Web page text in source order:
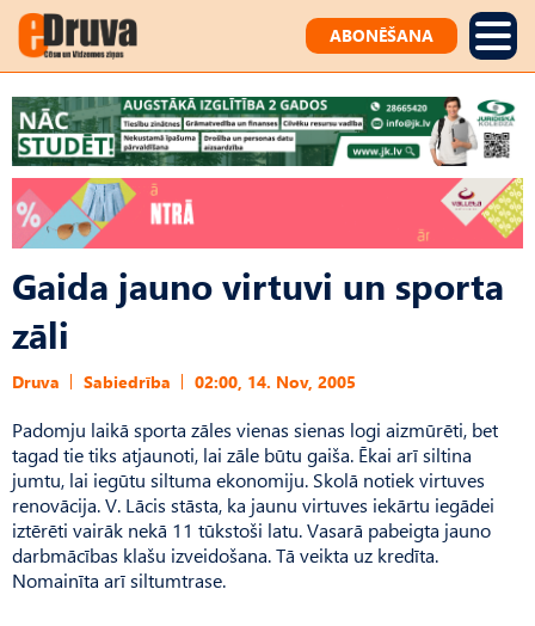
ABONĒŠANA
Gaida jauno virtuvi un sporta
zāli
Druva Sabiedrība 02:00, 14. Nov, 2005
Padomju laikā sporta zāles vienas sienas logi aizmūrēti, bet
tagad tie tiks atjaunoti, lai zāle būtu gaiša. Ēkai arī siltina
jumtu, lai iegūtu siltuma ekonomiju. Skolā notiek virtuves
renovācija. V. Lācis stāsta, ka jaunu virtuves iekārtu iegādei
iztērēti vairāk nekā 11 tūkstoši latu. Vasarā pabeigta jauno
darbmācības klašu izveidošana. Tā veikta uz kredīta.
Nomainīta arī siltumtrase.